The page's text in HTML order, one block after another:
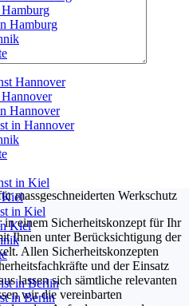
Hamburg
Hannover
Hannover
in Hannover
in Kiel
Kiel
in Kiel
Kiel
in Berlin
in Berlin
massgeschneiderten Werkschutz
einem Sicherheitskonzept für Ihr
Ihnen unter Berücksichtigung der
Allen Sicherheitskonzepten
und der Einsatz
lassen sich sämtliche relevanten
wir die vereinbarten